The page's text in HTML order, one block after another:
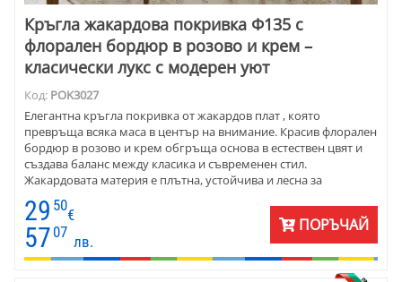
Кръгла жакардова покривка Ф135 с
флорален бордюр в розово и крем –
класически лукс с модерен уют
Код: POK3027
Елегантна кръгла покривка от жакардов плат , която
превръща всяка маса в център на внимание. Красив флорален
бордюр в розово и крем обгръща основа в естествен цвят и
създава баланс между класика и съвременен стил.
Жакардовата материя е плътна, устойчива и лесна за
29 50
€
57 07
лв.
ПОРЪЧАЙ